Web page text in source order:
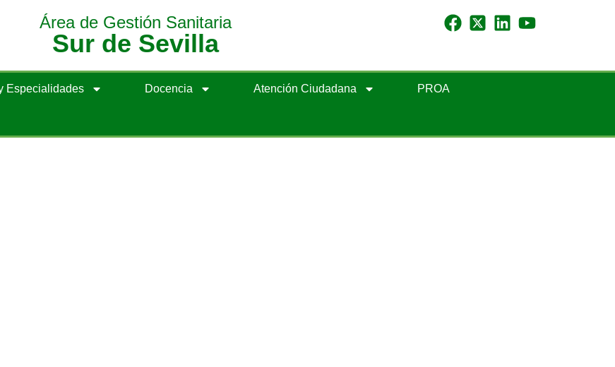
Área de Gestión Sanitaria
Sur de Sevilla
Especialidades Docencia Atención Ciudadana PROA